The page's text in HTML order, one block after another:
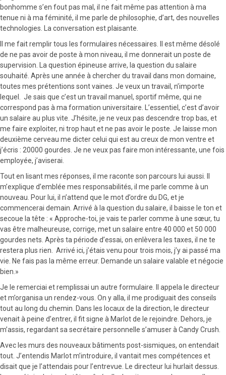
bonhomme s’en fout pas mal, il ne fait même pas attention à ma
tenue ni à ma féminité, il me parle de philosophie, d’art, des nouvelles
technologies. La conversation est plaisante.
Il me fait remplir tous les formulaires nécessaires. Il est même désolé
de ne pas avoir de poste à mon niveau, il me donnerait un poste de
supervision. La question épineuse arrive, la question du salaire
souhaité. Après une année à chercher du travail dans mon domaine,
toutes mes prétentions sont vaines. Je veux un travail, n’importe
lequel. Je sais que c’est un travail manuel, sportif même, qui ne
correspond pas à ma formation universitaire. L’essentiel, c’est d’avoir
un salaire au plus vite. J’hésite, je ne veux pas descendre trop bas, et
me faire exploiter, ni trop haut et ne pas avoir le poste. Je laisse mon
deuxième cerveau me dicter celui qui est au creux de mon ventre et
j’écris : 20000 gourdes. Je ne veux pas faire mon intéressante, une fois
employée, j’aviserai.
Tout en lisant mes réponses, il me raconte son parcours lui aussi. Il
m’explique d’emblée mes responsabilités, il me parle comme à un
nouveau. Pour lui, il n’attend que le mot d’ordre du DG, et je
commencerai demain. Arrivé à la question du salaire, il baisse le ton et
secoue la tête : « Approche-toi, je vais te parler comme à une sœur, tu
vas être malheureuse, corrige, met un salaire entre 40 000 et 50 000
gourdes nets. Après ta période d’essai, on enlèvera les taxes, il ne te
restera plus rien. Arrivé ici, j’étais venu pour trois mois, j’y ai passé ma
vie. Ne fais pas la même erreur. Demande un salaire valable et négocie
bien.»
Je le remerciai et remplissai un autre formulaire. Il appela le directeur
et m’organisa un rendez-vous. On y alla, il me prodiguait des conseils
tout au long du chemin. Dans les locaux de la direction, le directeur
venait à peine d’entrer, il fit signe à Marlot de le rejoindre. Dehors, je
m’assis, regardant sa secrétaire personnelle s’amuser à Candy Crush.
Avec les murs des nouveaux bâtiments post-sismiques, on entendait
tout. J’entendis Marlot m’introduire, il vantait mes compétences et
disait que je l’attendais pour l’entrevue. Le directeur lui hurlait dessus.